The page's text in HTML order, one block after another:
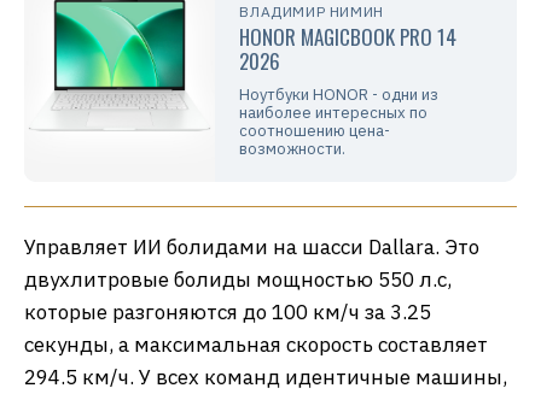
ВЛАДИМИР НИМИН
HONOR MAGICBOOK PRO 14
2026
Ноутбуки HONOR - одни из
наиболее интересных по
соотношению цена-
возможности.
Управляет ИИ болидами на шасси Dallara. Это
двухлитровые болиды мощностью 550 л.с,
которые разгоняются до 100 км/ч за 3.25
секунды, а максимальная скорость составляет
294.5 км/ч. У всех команд идентичные машины,